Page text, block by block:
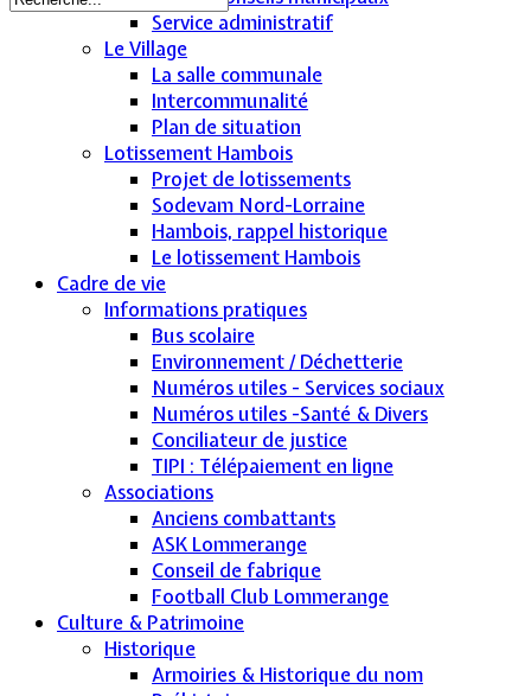
Service administratif
Le Village
La salle communale
Intercommunalité
Plan de situation
Lotissement Hambois
Projet de lotissements
Sodevam Nord-Lorraine
Hambois, rappel historique
Le lotissement Hambois
Cadre de vie
Informations pratiques
Bus scolaire
Environnement / Déchetterie
Numéros utiles - Services sociaux
Numéros utiles -Santé & Divers
Conciliateur de justice
TIPI : Télépaiement en ligne
Associations
Anciens combattants
ASK Lommerange
Conseil de fabrique
Football Club Lommerange
Culture & Patrimoine
Historique
Armoiries & Historique du nom